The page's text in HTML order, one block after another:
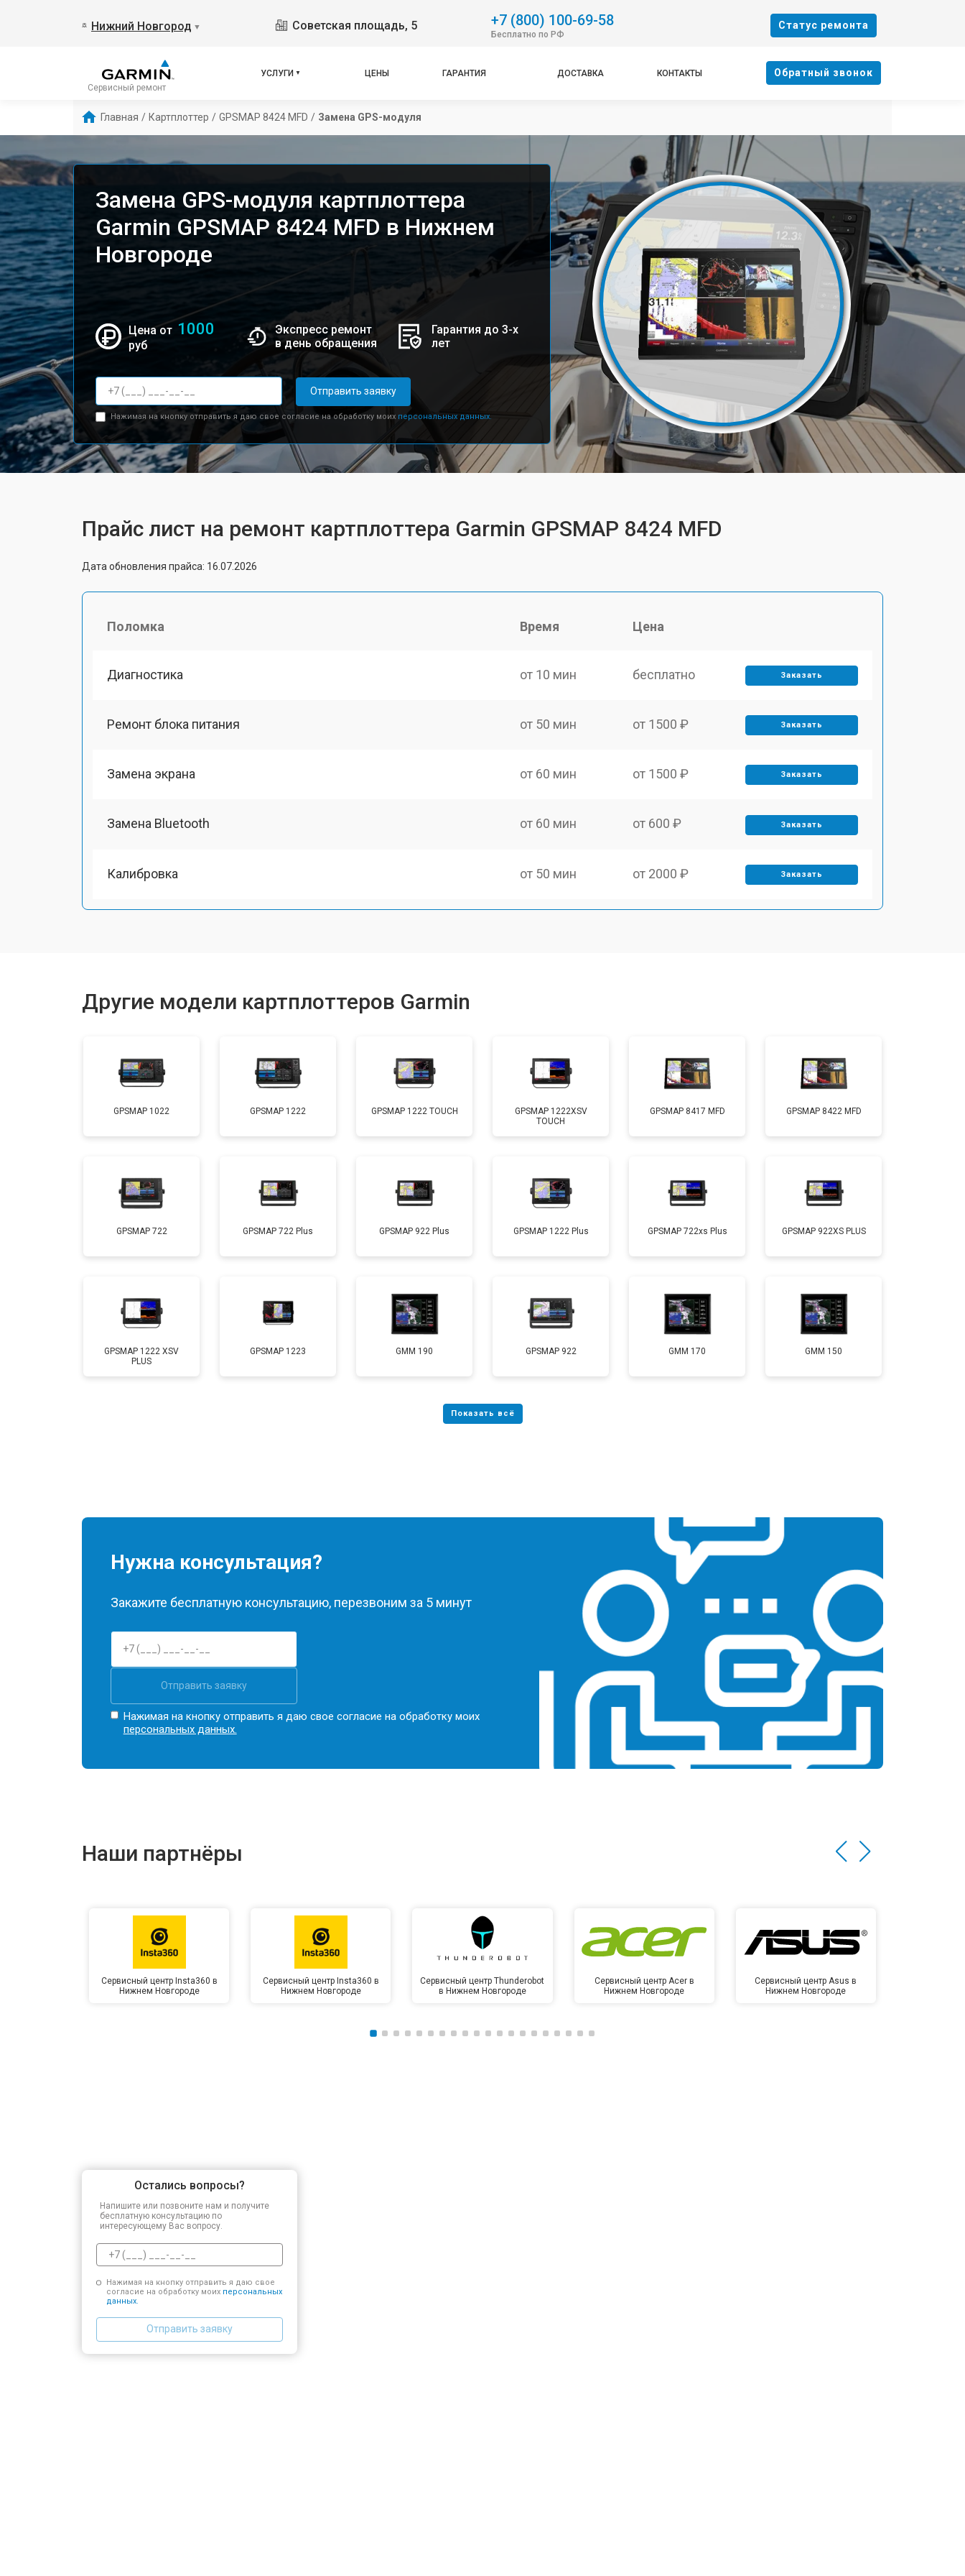
Нижний Новгород ▼ Советская площадь, 5 +7 (800) 100-69-58
Бесплатно по РФ
Cтатус ремонта
Сервисный ремонт
УСЛУГИ ЦЕНЫ ГАРАНТИЯ ДОСТАВКА КОНТАКТЫ Oбратный звонок
Главная / Картплоттер / GPSMAP 8424 MFD / Замена GPS-модуля
Замена GPS-модуля картплоттера
Garmin GPSMAP 8424 MFD в Нижнем
Новгороде
Цена от 1000
руб
Экспресс ремонт
в день обращения
Гарантия до 3-х
лет
Отправить заявку
Нажимая на кнопку отправить я даю свое согласие на обработку моих персональных данных.
Прайс лист на ремонт картплоттера Garmin GPSMAP 8424 MFD
Дата обновления прайса: 16.07.2026
Поломка Время Цена
Диагностика от 10 мин бесплатно Заказать
Ремонт блока питания от 50 мин от 1500 ₽ Заказать
Замена экрана от 60 мин от 1500 ₽ Заказать
Замена Bluetooth от 60 мин от 600 ₽ Заказать
Калибровка от 50 мин от 2000 ₽ Заказать
Другие модели картплоттеров Garmin
GPSMAP 1022 GPSMAP 1222 GPSMAP 1222 TOUCH
GPSMAP 1222XSV
TOUCH
GPSMAP 8417 MFD GPSMAP 8422 MFD
GPSMAP 722 GPSMAP 722 Plus GPSMAP 922 Plus GPSMAP 1222 Plus GPSMAP 722xs Plus GPSMAP 922XS PLUS
GPSMAP 1222 XSV
PLUS
GPSMAP 1223 GMM 190 GPSMAP 922 GMM 170 GMM 150
Нужна консультация?
Закажите бесплатную консультацию, перезвоним за 5 минут
Отправить заявку
Нажимая на кнопку отправить я даю свое согласие на обработку моих
персональных данных.
Наши партнёры
Сервисный центр Insta360 в
Нижнем Новгороде
Сервисный центр Insta360 в
Нижнем Новгороде
Сервисный центр Thunderobot
в Нижнем Новгороде
Сервисный центр Acer в
Нижнем Новгороде
Сервисный центр Asus в
Нижнем Новгороде
Остались вопросы?
Напишите или позвоните нам и получите
бесплатную консультацию по
интересующему Вас вопросу.
Нажимая на кнопку отправить я даю свое
согласие на обработку моих персональных
данных.
Отправить заявку